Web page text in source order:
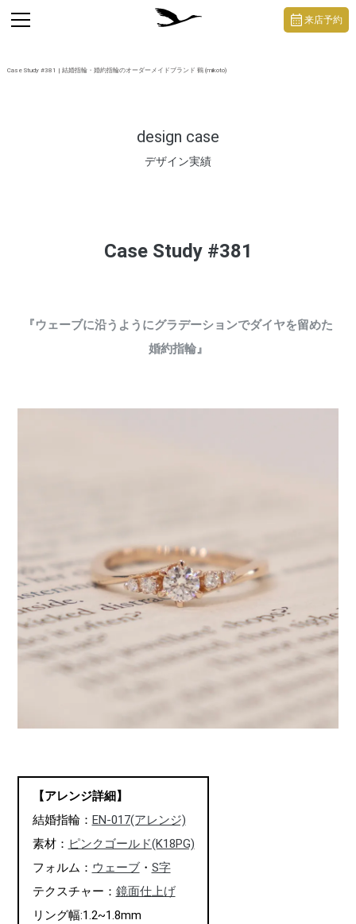
Case Study #381 | 結婚指輪・婚約指輪のオーダーメイドブランド 鶴 (mikoto)
design case
デザイン実績
toggle
navigation
来店予約
Case Study #381
『ウェーブに沿うようにグラデーションでダイヤを留めた
婚約指輪』
【アレンジ詳細】
結婚指輪： EN-017(アレンジ)
素材： ピンクゴールド(K18PG)
フォルム： ウェーブ・ S字
テクスチャー： 鏡面仕上げ
リング幅:1.2~1.8mm